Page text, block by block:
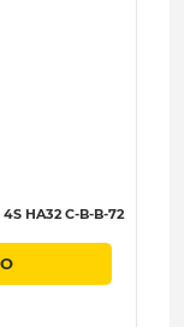
HA32 C-B-B-72